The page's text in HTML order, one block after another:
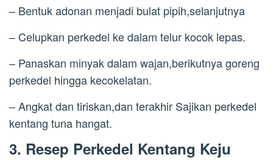
– Bentuk adonan menjadi bulat pipih,selanjutnya
– Celupkan perkedel ke dalam telur kocok lepas.
– Panaskan minyak dalam wajan,berikutnya goreng
perkedel hingga kecokelatan.
– Angkat dan tiriskan,dan terakhir Sajikan perkedel
kentang tuna hangat.
3. Resep Perkedel Kentang Keju